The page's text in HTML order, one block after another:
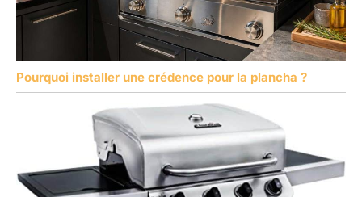
Pourquoi installer une crédence pour la plancha ?